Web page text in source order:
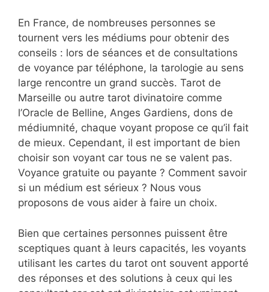
En France, de nombreuses personnes se
tournent vers les médiums pour obtenir des
conseils : lors de séances et de consultations
de voyance par téléphone, la tarologie au sens
large rencontre un grand succès. Tarot de
Marseille ou autre tarot divinatoire comme
l’Oracle de Belline, Anges Gardiens, dons de
médiumnité, chaque voyant propose ce qu’il fait
de mieux. Cependant, il est important de bien
choisir son voyant car tous ne se valent pas.
Voyance gratuite ou payante ? Comment savoir
si un médium est sérieux ? Nous vous
proposons de vous aider à faire un choix.
Bien que certaines personnes puissent être
sceptiques quant à leurs capacités, les voyants
utilisant les cartes du tarot ont souvent apporté
des réponses et des solutions à ceux qui les